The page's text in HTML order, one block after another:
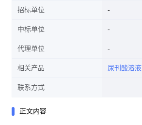
招标单位
中标单位
代理单位
相关产品 尿刊酸溶液
联系方式
正文内容